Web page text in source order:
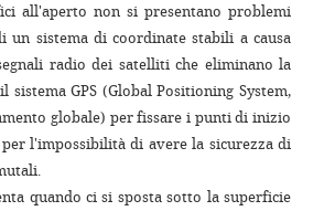
all'aperto non si presentano problemi
un sistema di coordinate stabili a causa
radio dei satelliti che eliminano la
GPS (Global Positioning System,
globale) per fissare i punti di inizio
l'impossibilità di avere la sicurezza di
quando ci si sposta sotto la superficie